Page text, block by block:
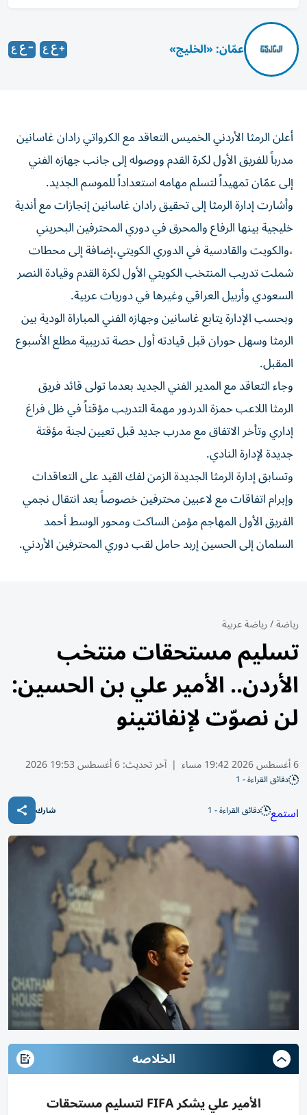
عمّان: «الخليج»
أعلن الرمثا الأردني الخميس التعاقد مع الكرواتي رادان غاسانين
مدرباً للفريق الأول لكرة القدم ووصوله إلى جانب جهازه الفني
إلى عمّان تمهيداً لتسلم مهامه استعداداً للموسم الجديد.
وأشارت إدارة الرمثا إلى تحقيق رادان غاسانين إنجازات مع أندية
خليجية بينها الرفاع والمحرق في دوري المحترفين البحريني
،والكويت والقادسية في الدوري الكويتي،إضافة إلى محطات
شملت تدريب المنتخب الكويتي الأول لكرة القدم وقيادة النصر
السعودي وأربيل العراقي وغيرها في دوريات عربية.
وبحسب الإدارة يتابع غاسانين وجهازه الفني المباراة الودية بين
الرمثا وسهل حوران قبل قيادته أول حصة تدريبية مطلع الأسبوع
المقبل.
وجاء التعاقد مع المدير الفني الجديد بعدما تولى قائد فريق
الرمثا اللاعب حمزة الدردور مهمة التدريب مؤقتاً في ظل فراغ
إداري وتأخر الاتفاق مع مدرب جديد قبل تعيين لجنة مؤقتة
جديدة لإدارة النادي.
وتسابق إدارة الرمثا الجديدة الزمن لفك القيد على التعاقدات
وإبرام اتفاقات مع لاعبين محترفين خصوصاً بعد انتقال نجمي
الفريق الأول المهاجم مؤمن الساكت ومحور الوسط أحمد
السلمان إلى الحسين إربد حامل لقب دوري المحترفين الأردني.
رياضة/رياضة عربية
تسليم مستحقات منتخب
الأردن.. الأمير علي بن الحسين:
لن نصوّت لإنفانتينو
6 أغسطس 2026 19:42 مساء | آخر تحديث:6 أغسطس 19:53 2026
دقائق القراءة - 1
استمع دقائق القراءة - 1 شارك
الخلاصه
الأمير علي يشكر FIFA لتسليم مستحقات